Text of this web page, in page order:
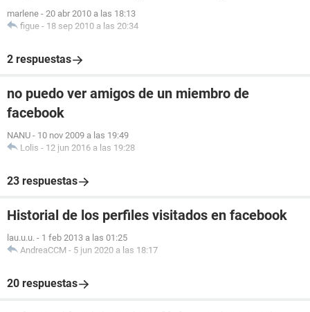
marlene - 20 abr 2010 a las 18:13
figue - 18 sep 2010 a las 20:34
2 respuestas
no puedo ver amigos de un miembro de
facebook
NANU - 10 nov 2009 a las 19:49
Lolis - 12 jun 2016 a las 19:28
23 respuestas
Historial de los perfiles visitados en facebook
lau.u.u. - 1 feb 2013 a las 01:25
AndreaCCM - 5 jun 2020 a las 18:17
20 respuestas